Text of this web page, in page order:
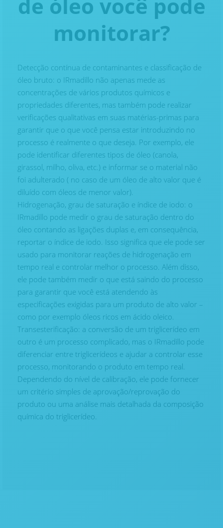
monitorar?
Detecção contínua de contaminantes e classificação de
óleo bruto: o IRmadillo não apenas mede as
concentrações de vários produtos químicos e
propriedades diferentes, mas também pode realizar
verificações qualitativas em suas matérias-primas para
garantir que o que você pensa estar introduzindo no
processo é realmente o que deseja. Por exemplo, ele
pode identificar diferentes tipos de óleo (canola,
girassol, milho, oliva, etc.) e informar se o material não
foi adulterado ( no caso de um óleo de alto valor que é
diluído com óleos de menor valor).
Hidrogenação, grau de saturação e índice de iodo: o
IRmadillo pode medir o grau de saturação dentro do
óleo contando as ligações duplas e, em consequência,
reportar o índice de iodo. Isso significa que ele pode ser
usado para monitorar reações de hidrogenação em
tempo real e controlar melhor o processo. Além disso,
ele pode também medir o que está saindo do processo
para garantir que você está atendendo às
especificações exigidas para um produto de alto valor –
como por exemplo óleos ricos em ácido oleico.
Transesterificação: a conversão de um triglicerídeo em
outro é um processo complicado, mas o IRmadillo pode
diferenciar entre triglicerídeos e ajudar a controlar esse
processo, monitorando o produto em tempo real.
Dependendo do nível de calibração, ele pode fornecer
um critério simples de aprovação/reprovação do
produto ou uma análise mais detalhada da composição
química do triglicerídeo.